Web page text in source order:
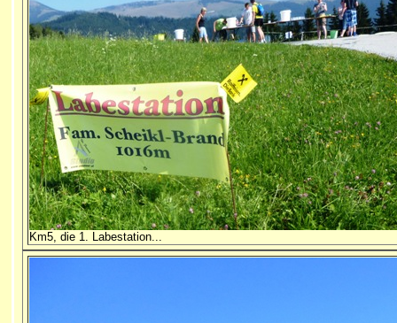
Km5, die 1. Labestation...